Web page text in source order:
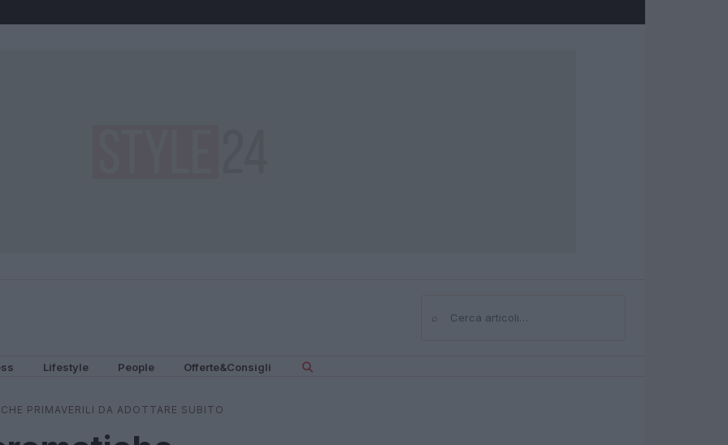
⌕Cerca
Lifestyle People Offerte&Consigli
PRIMAVERILI DA ADOTTARE SUBITO